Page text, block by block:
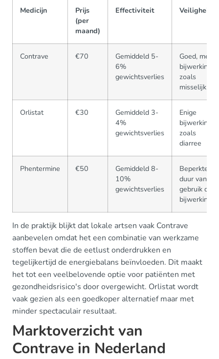
Medicijn
Prijs
(per
maand)
Effectiviteit Veiligheid
Contrave €70
Gemiddeld 5-
6%
gewichtsverlies
Goed, met
bijwerkingen
zoals
misselijkheid
Orlistat €30
Gemiddeld 3-
4%
gewichtsverlies
Enige
bijwerkingen
zoals
diarree
Phentermine €50
Gemiddeld 8-
10%
gewichtsverlies
Beperkte
duur van
gebruik door
bijwerkingen
In de praktijk blijkt dat lokale artsen vaak Contrave
aanbevelen omdat het een combinatie van werkzame
stoffen bevat die de eetlust onderdrukken en
tegelijkertijd de energiebalans beïnvloeden. Dit maakt
het tot een veelbelovende optie voor patiënten met
gezondheidsrisico's door overgewicht. Orlistat wordt
vaak gezien als een goedkoper alternatief maar met
minder spectaculair resultaat.
Marktoverzicht van
Contrave in Nederland